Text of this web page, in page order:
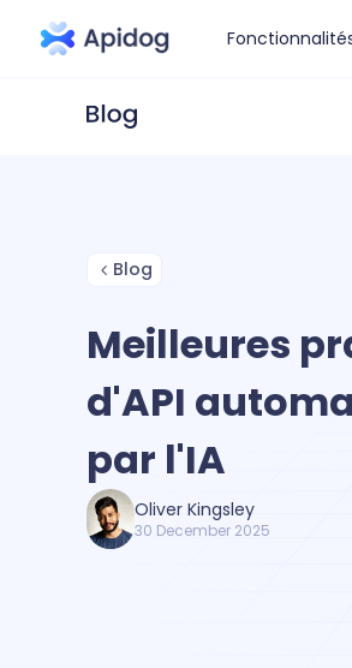
Blog
Meilleures
d'API
par l'IA
Oliver Kingsley
30 December 2025